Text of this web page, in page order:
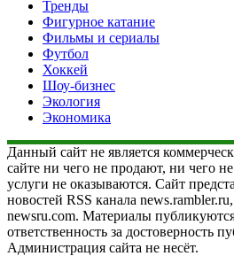
Тренды
Фигурное катание
Фильмы и сериалы
Футбол
Хоккей
Шоу-бизнес
Экология
Экономика
Данный сайт не является
сайте ни чего не продают, ни чего
услуги не оказываются. Сайт
новостей RSS канала
newsru.com. Материалы
ответственность за достоверность
Администрация сайта не несёт.